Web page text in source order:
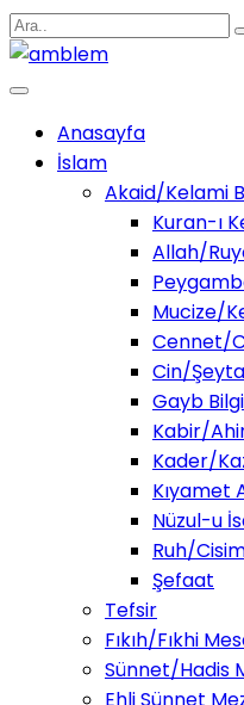
Anasayfa
İslam
Akaid/Kelami
Kuran-ı
Allah/
Mucize/
Cennet/
Cin/
Gayb
Kabir/
Kader/
Kıyamet
Nüzul-u
Ruh/
Şefaat
Tefsir
Fıkıh/Fıkhi
Sünnet/Hadis